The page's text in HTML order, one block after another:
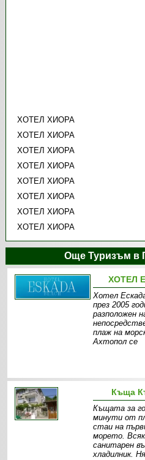
ХОТЕЛ ХИОРА
ХОТЕЛ ХИОРА
ХОТЕЛ ХИОРА
ХОТЕЛ ХИОРА
ХОТЕЛ ХИОРА
ХОТЕЛ ХИОРА
ХОТЕЛ ХИОРА
ХОТЕЛ ХИОРА
Още Туризъм в
ХОТЕЛ
Хотел
през 2005
разположен
плаж на
Ахтопол се
Къща
Къщата за
минути от
стаи на
морето.
санитарен
хладилник. Ня